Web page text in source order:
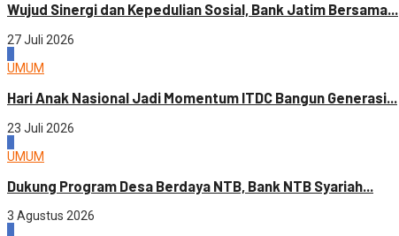
Wujud Sinergi dan Kepedulian Sosial, Bank Jatim Bersama...
27 Juli 2026
UMUM
Hari Anak Nasional Jadi Momentum ITDC Bangun Generasi...
23 Juli 2026
UMUM
Dukung Program Desa Berdaya NTB, Bank NTB Syariah...
3 Agustus 2026